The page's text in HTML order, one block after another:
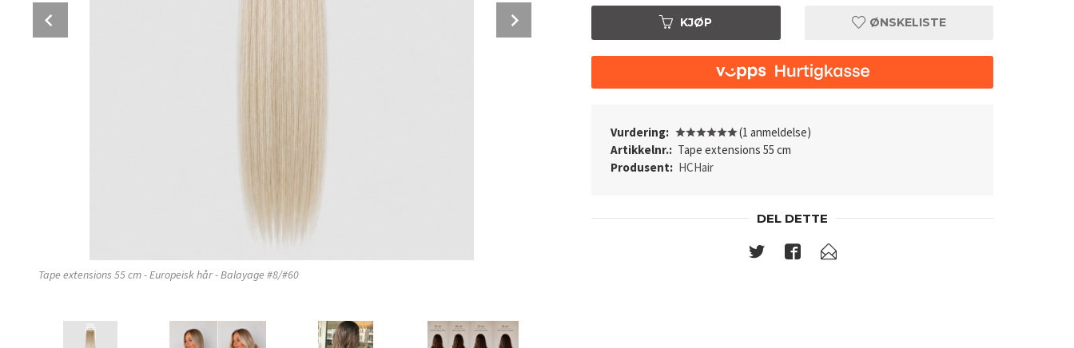
Tape extensions 55 cm - Europeisk hår - Balayage #8/#60
Før og etter - Farge Balayage 8/60
KJØP ØNSKELISTE
Vurdering:
(1 anmeldelse)
Artikkelnr.: Tape extensions 55 cm
Produsent: HCHair
DEL DETTE